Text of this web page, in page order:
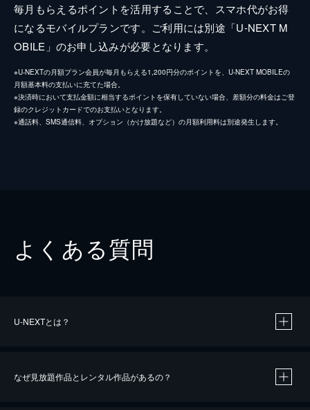
毎月もらえるポイントを活用することで、スマホ代がお得
になるモバイルプランです。ご利用には別途「U-NEXT M
OBILE」のお申し込みが必要となります。
※U-NEXTの月額プラン会員が毎月もらえる1,200円分のポイントを、U-NEXT MOBILEの
月額基本料の支払いに充てた場合。
※決済時において支払金額に相当するポイントを保有していない場合、差額分の料金はご登
録のクレジットカードでのお支払いとなります。
※通話料、SMS通信料、オプション（かけ放題など）の月額利用料は別途発生します。
よくある質問
U-NEXTとは？
なぜ見放題作品とレンタル作品があるの？